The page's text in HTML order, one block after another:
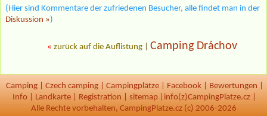
(Hier sind Kommentare der zufriedenen Besucher, alle findet man in der
Diskussion »)
« zurück auf die Auflistung Camping Dráchov
Camping Czech camping Campingplätze Facebook Bewertungen
Info
Landkarte Registration sitemap
info(z)CampingPlatze.cz |
Alle Rechte vorbehalten, CampingPlatze.cz (c) 2006-2026